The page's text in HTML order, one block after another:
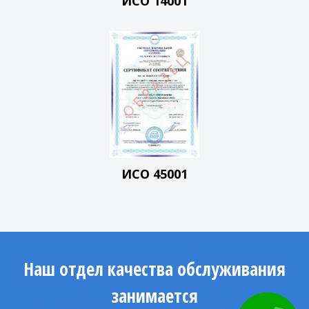
ИСО 45001
Наш отдел качества обслуживания
занимается